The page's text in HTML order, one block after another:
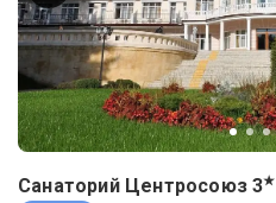
Санаторий Центросоюз 3★